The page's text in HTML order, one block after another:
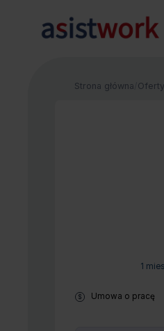
Strona główna
1
Typ umowy:
Umowa o pracę